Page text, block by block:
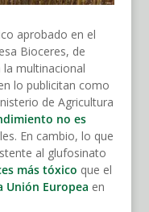
aprobado en el
Bioceres, de
multinacional
lo publicitan como
de Agricultura
no es
En cambio, lo que
al glufosinato
más tóxico que el
Europea en